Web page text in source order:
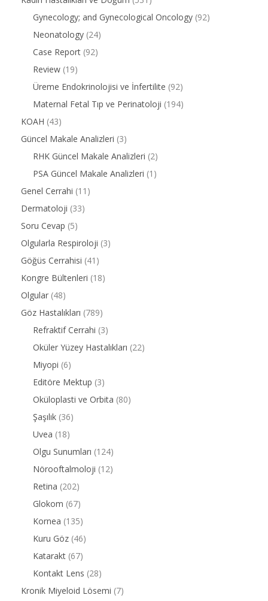
Gynecology; and Gynecological Oncology (92)
Neonatology (24)
Case Report (92)
Review (19)
Üreme Endokrinolojisi ve İnfertilite (92)
Maternal Fetal Tıp ve Perinatoloji (194)
KOAH (43)
Güncel Makale Analizleri (3)
RHK Güncel Makale Analizleri (2)
PSA Güncel Makale Analizleri (1)
Genel Cerrahi (11)
Dermatoloji (33)
Soru Cevap (5)
Olgularla Respiroloji (3)
Göğüs Cerrahisi (41)
Kongre Bültenleri (18)
Olgular (48)
Göz Hastalıkları (789)
Refraktif Cerrahi (3)
Oküler Yüzey Hastalıkları (22)
Miyopi (6)
Editöre Mektup (3)
Oküloplasti ve Orbita (80)
Şaşılık (36)
Uvea (18)
Olgu Sunumları (124)
Nörooftalmoloji (12)
Retina (202)
Glokom (67)
Kornea (135)
Kuru Göz (46)
Katarakt (67)
Kontakt Lens (28)
Kronik Miyeloid Lösemi (7)